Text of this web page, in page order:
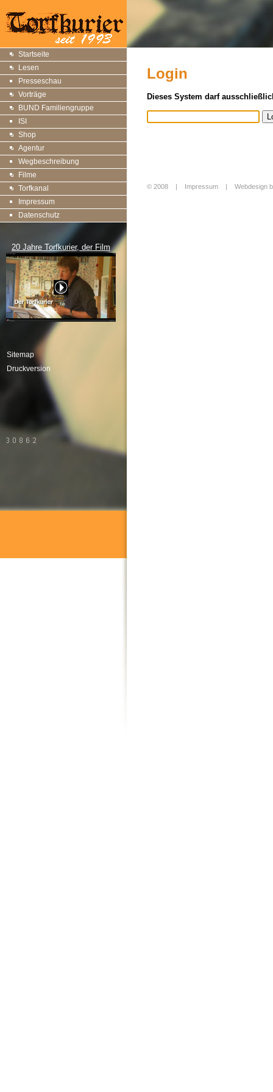
Startseite
Lesen
Presseschau
Vorträge
BUND Familiengruppe
ISI
Shop
Agentur
Wegbeschreibung
Filme
Torfkanal
Impressum
Datenschutz
20 Jahre Torfkurier, der Film
Sitemap
Druckversion
Login
Dieses System darf
© 2008 | Impressum Webdesign